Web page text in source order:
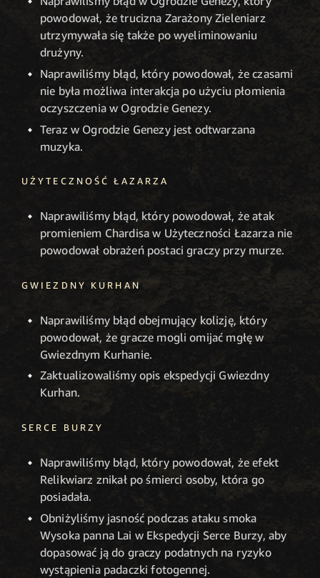
powodował, że trucizna Zarażony Zieleniarz
utrzymywała się także po wyeliminowaniu
drużyny.
Naprawiliśmy błąd, który powodował, że czasami
nie była możliwa interakcja po użyciu płomienia
oczyszczenia w Ogrodzie Genezy.
Teraz w Ogrodzie Genezy jest odtwarzana
muzyka.
UŻYTECZNOŚĆ ŁAZARZA
Naprawiliśmy błąd, który powodował, że atak
promieniem Chardisa w Użyteczności Łazarza nie
powodował obrażeń postaci graczy przy murze.
GWIEZDNY KURHAN
Naprawiliśmy błąd obejmujący kolizję, który
powodował, że gracze mogli omijać mgłę w
Gwiezdnym Kurhanie.
Zaktualizowaliśmy opis ekspedycji Gwiezdny
Kurhan.
SERCE BURZY
Naprawiliśmy błąd, który powodował, że efekt
Relikwiarz znikał po śmierci osoby, która go
posiadała.
Obniżyliśmy jasność podczas ataku smoka
Wysoka panna Lai w Ekspedycji Serce Burzy, aby
dopasować ją do graczy podatnych na ryzyko
wystąpienia padaczki fotogennej.